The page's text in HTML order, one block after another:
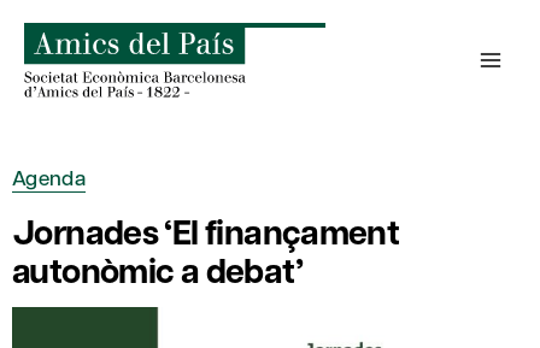
content
Agenda
Jornades ‘El finançament
autonòmic a debat’